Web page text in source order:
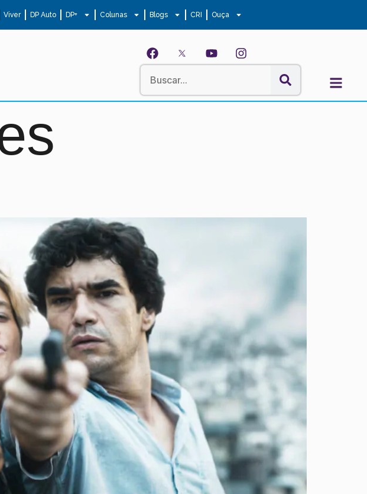
Viver DP Auto DP+ Colunas Blogs CRI Ouça